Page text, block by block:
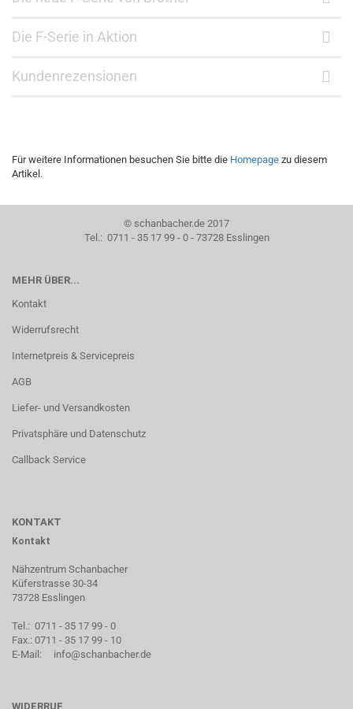
Die F-Serie in Aktion
Kundenrezensionen
Für weitere Informationen besuchen Sie bitte die Homepage zu diesem
Artikel.
© schanbacher.de 2017
Tel.: 0711 - 35 17 99 - 0 - 73728 Esslingen
MEHR ÜBER...
Kontakt
Widerrufsrecht
Internetpreis & Servicepreis
AGB
Liefer- und Versandkosten
Privatsphäre und Datenschutz
Callback Service
KONTAKT
Kontakt
Nähzentrum Schanbacher
Küferstrasse 30-34
73728 Esslingen
Tel.: 0711 - 35 17 99 - 0
Fax.: 0711 - 35 17 99 - 10
E-Mail: info@schanbacher.de
WIDERRUF